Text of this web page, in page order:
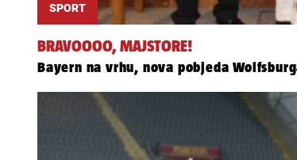
SPORT
BRAVOOOO, MAJSTORE!
Bayern na vrhu, nova pobjeda